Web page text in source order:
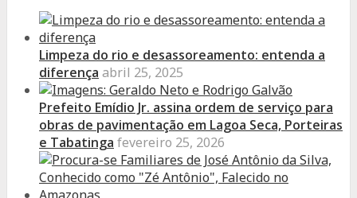
Limpeza do rio e desassoreamento: entenda a
diferença abril 25, 2025
Prefeito Emídio Jr. assina ordem de serviço para
obras de pavimentação em Lagoa Seca, Porteiras
e Tabatinga fevereiro 25, 2026